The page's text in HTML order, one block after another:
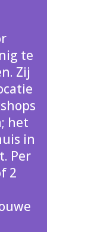
te
Zij
het
in
Per
2